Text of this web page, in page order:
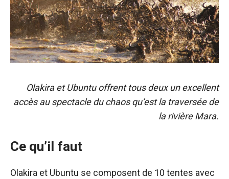
Olakira et Ubuntu offrent tous deux un excellent
accès au spectacle du chaos qu’est la traversée de
la rivière Mara.
Ce qu’il faut
Olakira et Ubuntu se composent de 10 tentes avec